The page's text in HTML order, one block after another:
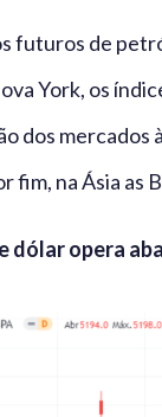
futuros de
York, os
dos mercados
fim, na Ásia
opera